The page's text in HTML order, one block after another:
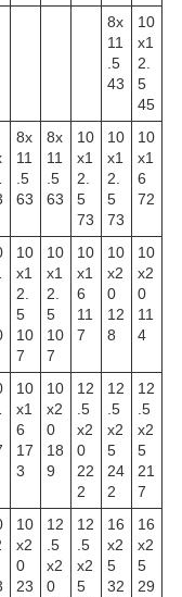
8x
11
.5
43
10
x1
2.
5
45
8x
11
.5
63
8x
11
.5
63
10
x1
2.
5
73
10
x1
2.
5
73
10
x1
6
72
10
x1
2.
5
10
7
10
x1
2.
5
10
7
10
x1
6
11
7
10
x2
0
12
8
10
x2
0
11
4
10
x1
6
17
3
10
x2
0
18
9
12
.5
x2
0
22
2
12
.5
x2
5
24
2
12
.5
x2
5
21
7
10
x2
0
23
12
.5
x2
0
12
.5
x2
5
16
x2
5
32
16
x2
5
29